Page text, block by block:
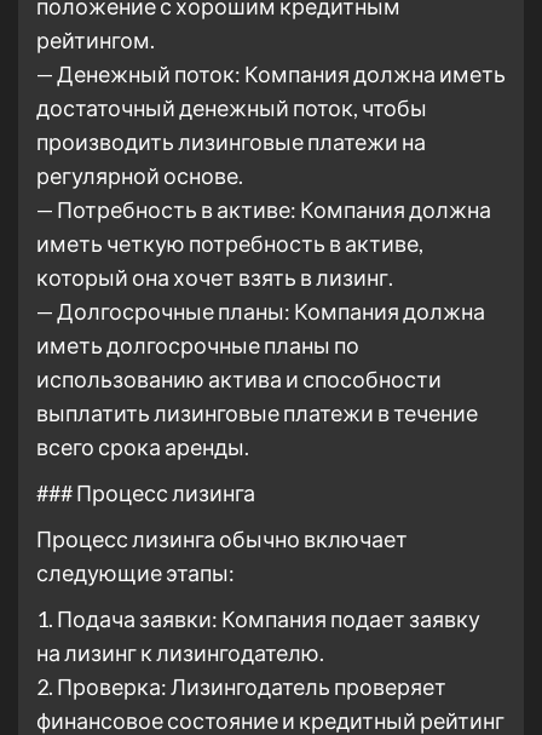
положение с хорошим кредитным
рейтингом.
— Денежный поток: Компания должна иметь
достаточный денежный поток, чтобы
производить лизинговые платежи на
регулярной основе.
— Потребность в активе: Компания должна
иметь четкую потребность в активе,
который она хочет взять в лизинг.
— Долгосрочные планы: Компания должна
иметь долгосрочные планы по
использованию актива и способности
выплатить лизинговые платежи в течение
всего срока аренды.
### Процесс лизинга
Процесс лизинга обычно включает
следующие этапы:
1. Подача заявки: Компания подает заявку
на лизинг к лизингодателю.
2. Проверка: Лизингодатель проверяет
финансовое состояние и кредитный рейтинг